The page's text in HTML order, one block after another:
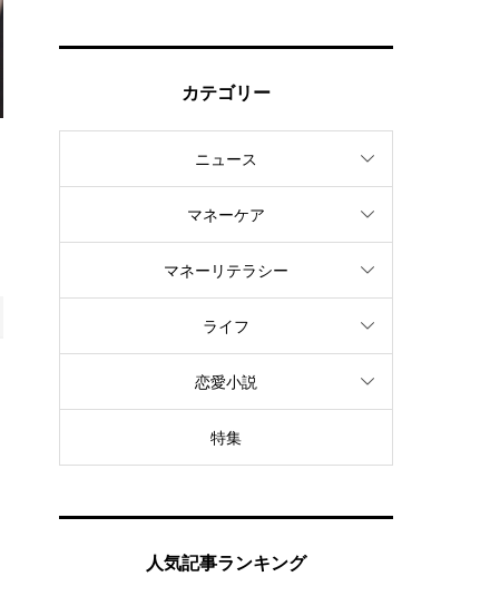
カテゴリー
ニュース
マネーケア
マネーリテラシー
ライフ
恋愛小説
特集
人気記事ランキング